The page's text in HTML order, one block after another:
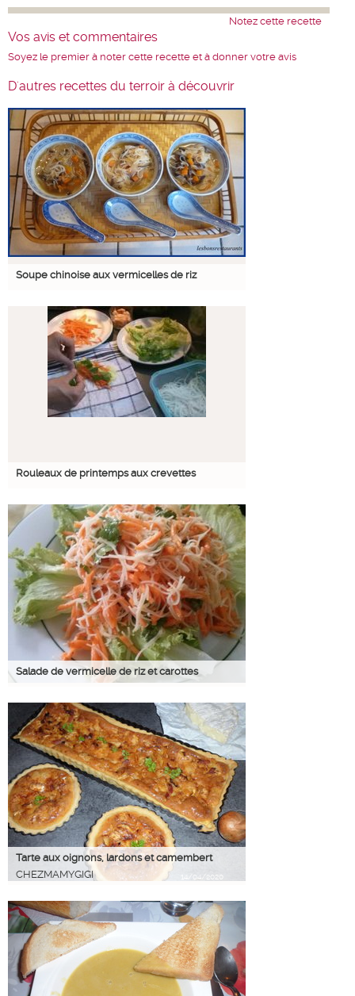
Notez cette recette
Vos avis et commentaires
Soyez le premier à noter cette recette et à donner votre avis
D'autres recettes du terroir à découvrir
Soupe chinoise aux vermicelles de riz
Rouleaux de printemps aux crevettes
Salade de vermicelle de riz et carottes
Tarte aux oignons, lardons et camembert
CHEZMAMYGIGI
14/04/2020